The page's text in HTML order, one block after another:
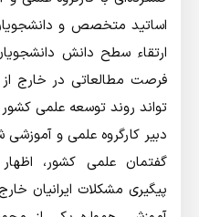
اساتید متخصص و
ارتقاء سطح دانش
فرصت مطالعاتی در خارج
تواند روند توسعه علمی
دبير كارگروه علمي و آموزشي
گفتمان علمی کشور،
پیگیری مشکلات ایرانیان